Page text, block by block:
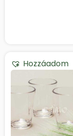
Hozzáadom